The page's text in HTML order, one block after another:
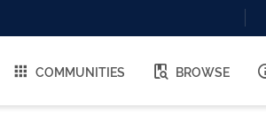
COMMUNITIES BROWSE